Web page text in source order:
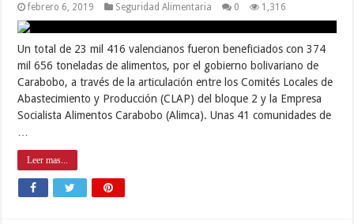
febrero 6, 2019 Seguridad Alimentaria 0 1,316
Un total de 23 mil 416 valencianos fueron beneficiados con 374
mil 656 toneladas de alimentos, por el gobierno bolivariano de
Carabobo, a través de la articulación entre los Comités Locales de
Abastecimiento y Producción (CLAP) del bloque 2 y la Empresa
Socialista Alimentos Carabobo (Alimca). Unas 41 comunidades de
Leer mas...